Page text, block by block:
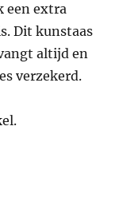
een extra
Dit kunstaas
altijd en
verzekerd.